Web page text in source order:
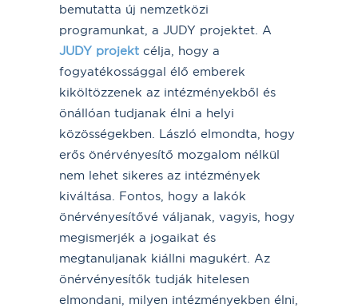
bemutatta új nemzetközi
programunkat, a JUDY projektet. A
JUDY projekt célja, hogy a
fogyatékossággal élő emberek
kiköltözzenek az intézményekből és
önállóan tudjanak élni a helyi
közösségekben. László elmondta, hogy
erős önérvényesítő mozgalom nélkül
nem lehet sikeres az intézmények
kiváltása. Fontos, hogy a lakók
önérvényesítővé váljanak, vagyis, hogy
megismerjék a jogaikat és
megtanuljanak kiállni magukért. Az
önérvényesítők tudják hitelesen
elmondani, milyen intézményekben élni,